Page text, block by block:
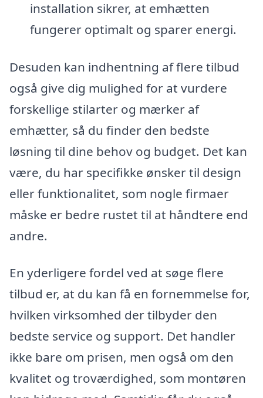
installation sikrer, at emhætten
fungerer optimalt og sparer energi.
Desuden kan indhentning af flere tilbud
også give dig mulighed for at vurdere
forskellige stilarter og mærker af
emhætter, så du finder den bedste
løsning til dine behov og budget. Det kan
være, du har specifikke ønsker til design
eller funktionalitet, som nogle firmaer
måske er bedre rustet til at håndtere end
andre.
En yderligere fordel ved at søge flere
tilbud er, at du kan få en fornemmelse for,
hvilken virksomhed der tilbyder den
bedste service og support. Det handler
ikke bare om prisen, men også om den
kvalitet og troværdighed, som montøren